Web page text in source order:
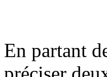
En partant